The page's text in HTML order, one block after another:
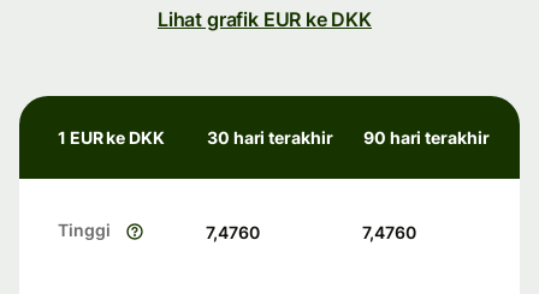
Lihat grafik EUR ke DKK
1 EUR ke DKK 30 hari terakhir 90 hari terakhir
Tinggi 7,4760 7,4760